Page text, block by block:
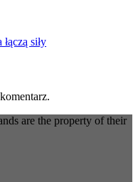
siły
are the property of their